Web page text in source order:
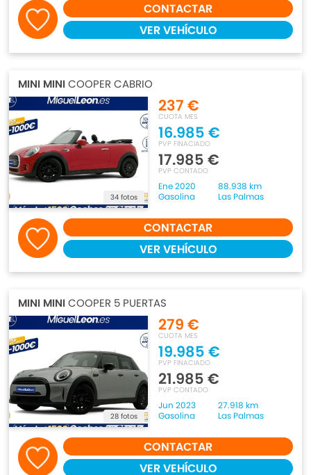
CONTACTAR
VER VEHÍCULO
MINI MINI COOPER CABRIO
34 fotos
237 €
CUOTA MES
16.985 €
PVP FINACIADO
17.985 €
PVP CONTADO
Ene 2020
88.938 km
Gasolina
Las Palmas
CONTACTAR
VER VEHÍCULO
MINI MINI COOPER 5 PUERTAS
28 fotos
279 €
CUOTA MES
19.985 €
PVP FINACIADO
21.985 €
PVP CONTADO
Jun 2023
27.918 km
Gasolina
Las Palmas
CONTACTAR
VER VEHÍCULO